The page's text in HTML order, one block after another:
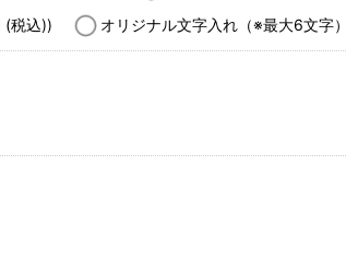
(税込)) オリジナル文字入れ（※最大6文字）